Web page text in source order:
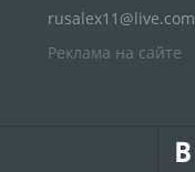
rusalex11@live.com
Реклама на сайте